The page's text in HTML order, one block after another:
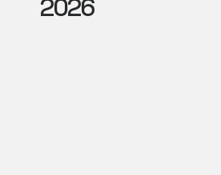
2026